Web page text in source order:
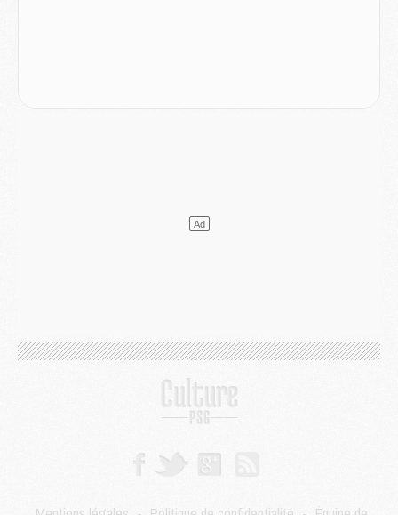
- [MAJ] Le PSG a fait une grosse offre à Parme pour Suzuki
Mercato- L'agent de Mika Godts confirme un accord avec le PSG
Club- Quels numéros de maillot pour Akliouche et Digne au PSG ?
- Un hommage prévu lors de Brest/PSG
- Le PSG et le Barça ont rendez-vous pour Ferran Torres
- Guéla Doué dans les listes du PSG
VENDREDI 31 JUILLET
Match
- Un diffuseur annoncé pour les deux premiers matchs amicaux du PSG